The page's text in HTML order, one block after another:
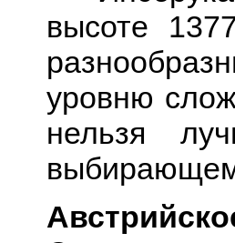
высоте
уровню
нельзя